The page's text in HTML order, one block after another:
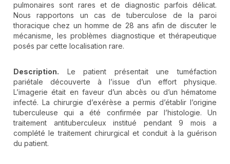
pulmonaires sont rares et de diagnostic parfois délicat.
Nous rapportons un cas de tuberculose de la paroi
thoracique chez un homme de 28 ans afin de discuter le
mécanisme, les problèmes diagnostique et thérapeutique
posés par cette localisation rare.
Description. Le patient présentait une tuméfaction
pariétale découverte à l’issue d’un effort physique.
L’imagerie était en faveur d’un abcès ou d’un hématome
infecté. La chirurgie d’exérèse a permis d’établir l’origine
tuberculeuse qui a été confirmée par l’histologie. Un
traitement antituberculeux institué pendant 9 mois a
complété le traitement chirurgical et conduit à la guérison
du patient.